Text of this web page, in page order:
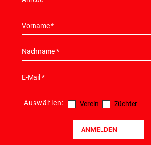
Auswählen: Verein Züchter
ANMELDEN